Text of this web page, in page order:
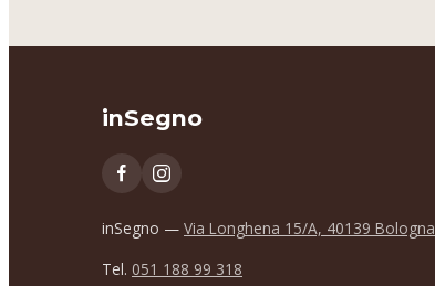
inSegno
inSegno — Via Longhena 15/A, 40139 Bologna
Tel. 051 188 99 318